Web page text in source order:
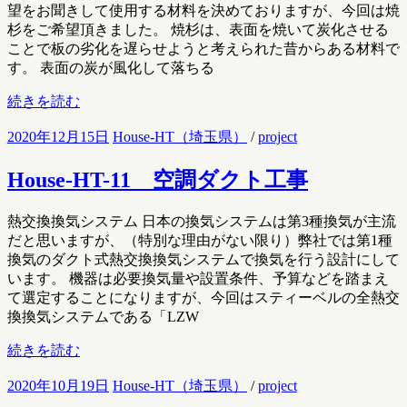
望をお聞きして使用する材料を決めておりますが、今回は焼
杉をご希望頂きました。 焼杉は、表面を焼いて炭化させる
ことで板の劣化を遅らせようと考えられた昔からある材料で
す。 表面の炭が風化して落ちる
続きを読む
2020年12月15日 House-HT（埼玉県） /project
House-HT-11 空調ダクト工事
熱交換換気システム 日本の換気システムは第3種換気が主流
だと思いますが、（特別な理由がない限り）弊社では第1種
換気のダクト式熱交換換気システムで換気を行う設計にして
います。 機器は必要換気量や設置条件、予算などを踏まえ
て選定することになりますが、今回はスティーベルの全熱交
換換気システムである「LZW
続きを読む
2020年10月19日 House-HT（埼玉県） /project